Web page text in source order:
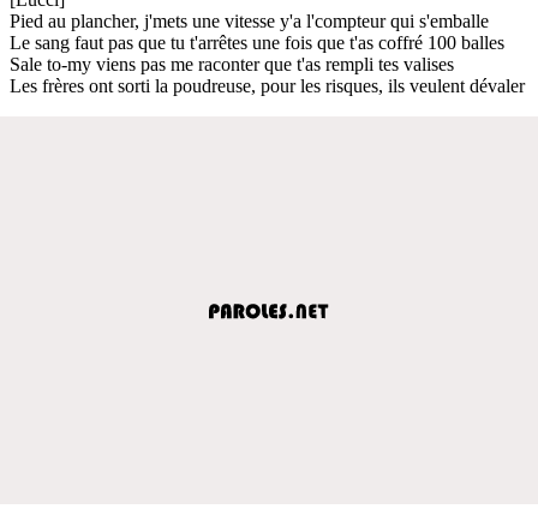
Pied au plancher, j'mets une vitesse y'a l'compteur qui s'emballe
Le sang faut pas que tu t'arrêtes une fois que t'as coffré 100 balles
Sale to-my viens pas me raconter que t'as rempli tes valises
Les frères ont sorti la poudreuse, pour les risques, ils veulent dévaler